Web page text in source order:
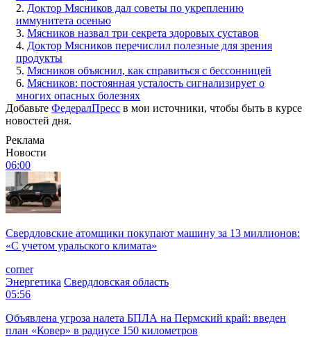
2. Доктор Мясников дал советы по укреплению
иммунитета осенью
3. Мясников назвал три секрета здоровых суставов
4. Доктор Мясников перечислил полезные для зрения
продукты
5. Мясников объяснил, как справиться с бессонницей
6. Мясников: постоянная усталость сигнализирует о
многих опасных болезнях
Добавьте ФедералПресс в мои источники, чтобы быть в курсе
новостей дня.
Реклама
Новости
06:00
Свердловские атомщики покупают машину за 13 миллионов:
«С учетом уральского климата»
corner
Энергетика Свердловская область
05:56
Объявлена угроза налета БПЛА на Пермский край: введен
план «Ковер» в радиусе 150 километров